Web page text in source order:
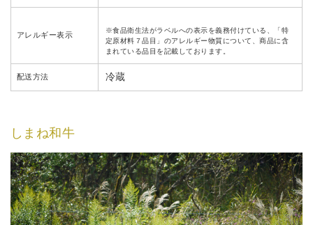
アレルギー表示
※食品衛生法がラベルへの表示を義務付けている、「特
定原材料７品目」のアレルギー物質について、商品に含
まれている品目を記載しております。
配送方法 冷蔵
しまね和牛